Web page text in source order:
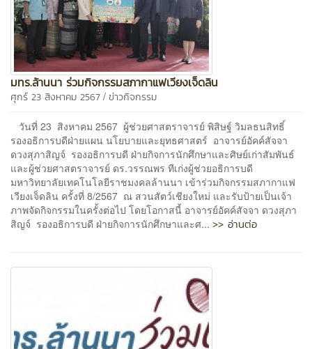
มทร.ล้านนา ร่วมกิจกรรมสภากาแฟเวียงเจ็ดลิน
ศุกร์ 23 สิงหาคม 2567 / ข่าวกิจกรรม
วันที่ 23 สิงหาคม 2567 ผู้ช่วยศาสตราจารย์ พิสิษฐ์ วิมลธนสิทธิ์
รองอธิการบดีฝ่ายแผน นโยบายและยุทธศาสตร์ อาจารย์อัคค์สัจจา
ดวงสุภาสิญจ์ รองอธิการบดี ฝ่ายกิจการนักศึกษาและศิษย์เก่าสัมพันธ์
และผู้ช่วยศาสตราจารย์ ดร.วรรณพร ทีเก่งผู้ช่วยอธิการบดี
มหาวิทยาลัยเทคโนโลยีราชมงคลล้านนา เข้าร่วมกิจกรรมสภากาแฟ
เวียงเจ็ดลิน ครั้งที่ 8/2567 ณ สวนสัตว์เชียงใหม่ และรับป้ายเป็นเจ้า
ภาพจัดกิจกรรมในครั้งต่อไป โดยโอกาสนี้ อาจารย์อัคค์สัจจา ดวงสุภา
สิญจ์ รองอธิการบดี ฝ่ายกิจการนักศึกษาและศ... >> อ่านต่อ